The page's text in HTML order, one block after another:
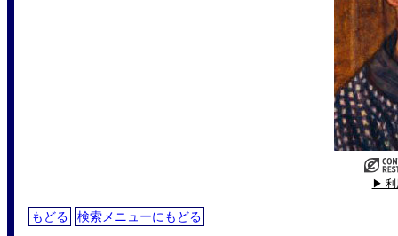
▶ 利
もどる 検索メニューにもどる